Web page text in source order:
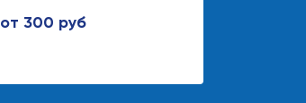
от 300 руб